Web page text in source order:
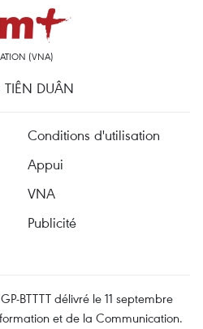
(VNA)
DUÂN
Conditions d'utilisation
Appui
VNA
Publicité
BTTTT délivré le 11 septembre
et de la Communication.